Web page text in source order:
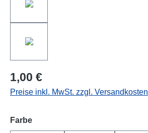
1,00 €
Preise inkl. MwSt. zzgl. Versandkosten
Farbeauswählen